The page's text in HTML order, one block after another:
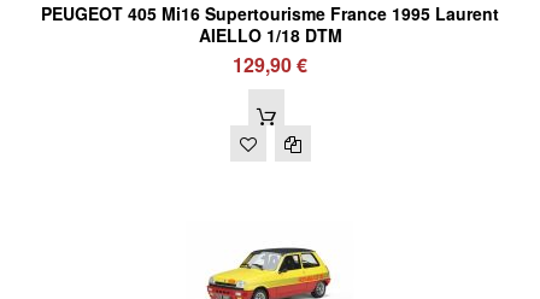
PEUGEOT 405 Mi16 Supertourisme France 1995 Laurent
AIELLO 1/18 DTM
129,90 €